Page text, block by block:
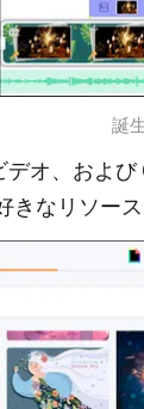
誕
デオ、およ
きなリソー